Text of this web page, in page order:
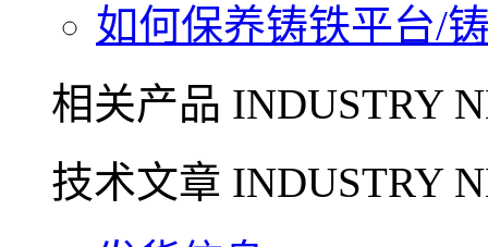
如何保养铸铁平台/
相关产品 INDUSTRY
技术文章 INDUSTRY